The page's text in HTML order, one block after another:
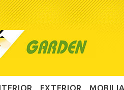
EXTERIOR